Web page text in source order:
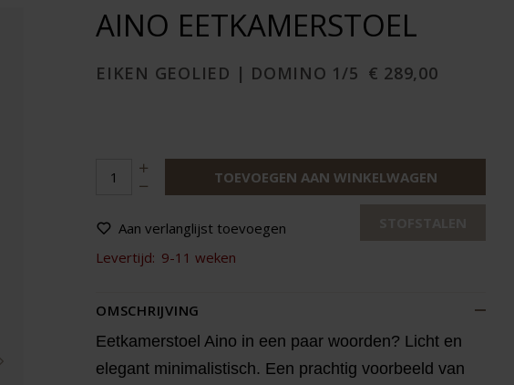
AINO EETKAMERSTOEL
EIKEN GEOLIED | DOMINO 1/5 € 289,00
TOEVOEGEN AAN WINKELWAGEN
Aan verlanglijst toevoegen
Levertijd: 9-11 weken
OMSCHRIJVING
Eetkamerstoel Aino in een paar woorden? Licht en
elegant minimalistisch. Een prachtig voorbeeld van